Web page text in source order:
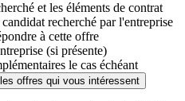
et les éléments de contrat
recherché par l'entreprise
à cette offre
(si présente)
le cas échéant
offres qui vous intéressent